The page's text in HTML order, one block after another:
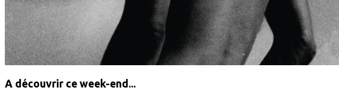
A découvrir ce week-end...